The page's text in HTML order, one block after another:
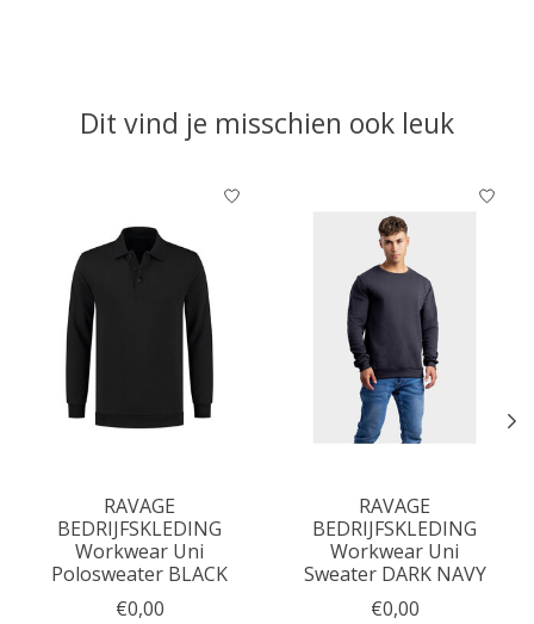
Dit vind je misschien ook leuk
Items van productcarrousel
RAVAGE
BEDRIJFSKLEDING
Workwear Uni
Polosweater BLACK
€0,00
RAVAGE
BEDRIJFSKLEDING
Workwear Uni
Sweater DARK NAVY
€0,00